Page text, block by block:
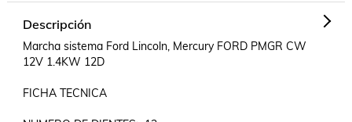
Descripción
Marcha sistema Ford Lincoln, Mercury FORD PMGR CW
12V 1.4KW 12D
FICHA TECNICA